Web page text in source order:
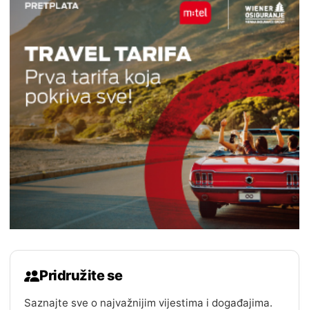
Pridružite se
Saznajte sve o najvažnijim vijestima i događajima.